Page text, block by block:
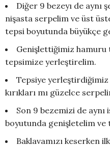
Diğer 9 bezeyı de aynı
nişasta serpelim ve üst
tepsi boyutunda büyükçe
Genişlettiğimiz hamuru
tepsimize yerleştirelim.
Tepsiye
kırıkları mı güzelce
Son 9 bezemizi de
boyutunda genişletelim
Baklavamızı keserken